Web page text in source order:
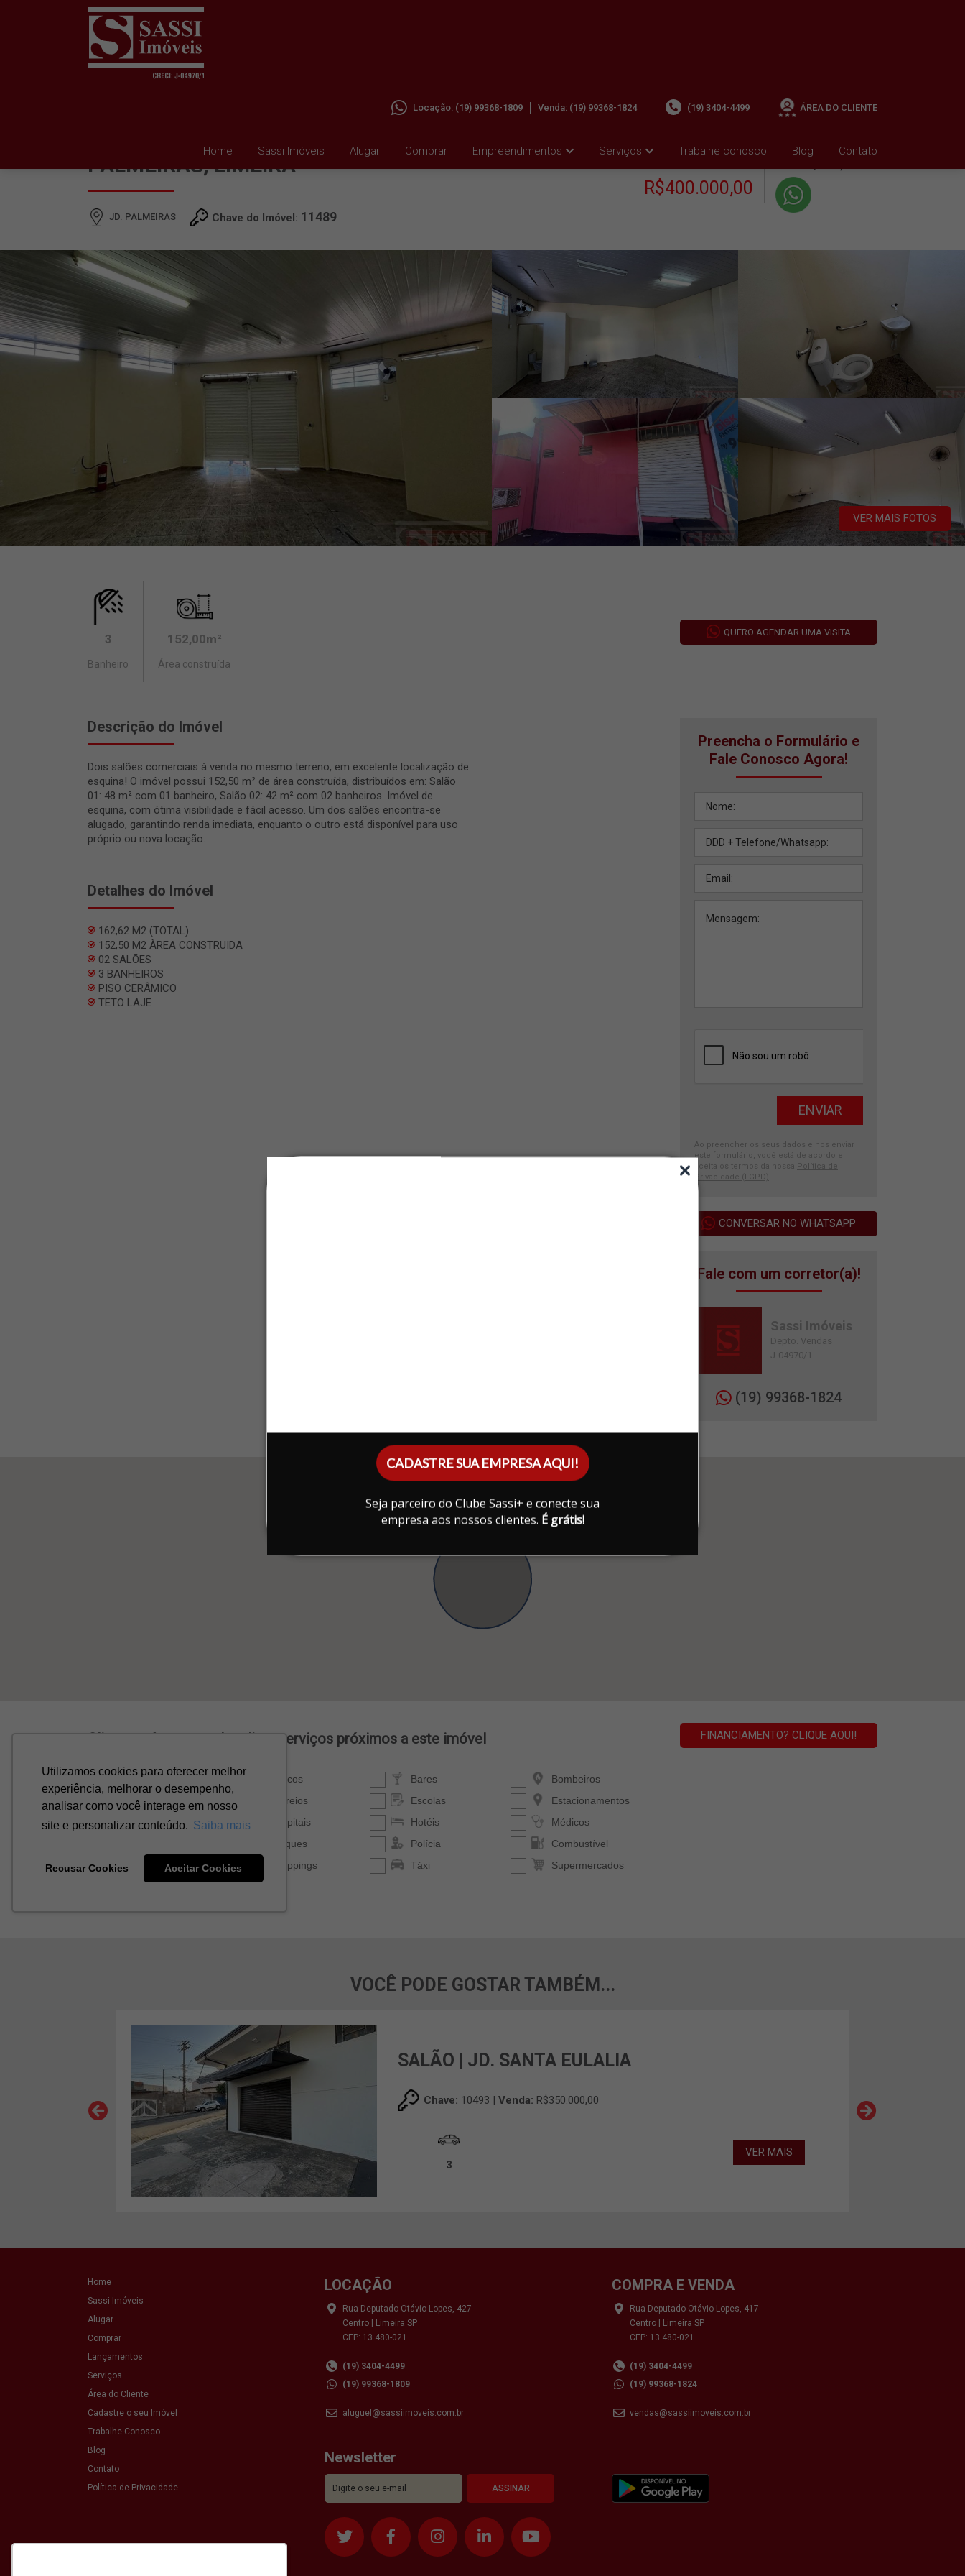
CADASTRE SUA EMPRESA AQUI!
Seja parceiro do Clube Sassi+ e conecte sua
empresa aos nossos clientes. É grátis!
Home Sassi Imóveis Alugar Comprar Empreendimentos Serviços Trabalhe conosco Blog Contato
Locação: (19) 99368-1809 Venda: (19) 99368-1824 (19) 3404-4499 ÁREA DO CLIENTE
PALMEIRAS, LIMEIRA
JD. PALMEIRAS Chave do Imóvel: 11489
R$400.000,00
+ Condomínio R$0,00
VER MAIS FOTOS
3
Banheiro
152,00m²
Área construída
QUERO AGENDAR UMA VISITA
Descrição do Imóvel
Dois salões comerciais à venda no mesmo terreno, em excelente localização de
esquina! O imóvel possui 152,50 m² de área construída, distribuídos em: Salão
01: 48 m² com 01 banheiro, Salão 02: 42 m² com 02 banheiros. Imóvel de
esquina, com ótima visibilidade e fácil acesso. Um dos salões encontra-se
alugado, garantindo renda imediata, enquanto o outro está disponível para uso
próprio ou nova locação.
Detalhes do Imóvel
162,62 M2 (TOTAL)
152,50 M2 ÀREA CONSTRUIDA
02 SALÕES
3 BANHEIROS
PISO CERÂMICO
TETO LAJE
Preencha o Formulário e
Fale Conosco Agora!
Ao preencher os seus dados e nos enviar
este formulário, você está de acordo e
aceita os termos da nossa
Política de
Privacidade (LGPD)
CONVERSAR NO WHATSAPP
Fale com um corretor(a)!
Sassi Imóveis
Depto. Vendas
J-04970/1
(19) 99368-1824
VOCÊ PODE GOSTAR TAMBÉM...
SALÃO | JD. SANTA EULALIA
Chave: 10493 |Venda: R$350.000,00
3
VER MAIS
Home
Sassi Imóveis
Alugar
Comprar
Lançamentos
Serviços
Área do Cliente
Cadastre o seu Imóvel
Trabalhe Conosco
Blog
Contato
Política de Privacidade
LOCAÇÃO
Rua Deputado Otávio Lopes, 427
Centro | Limeira SP
CEP: 13.480-021
(19) 3404-4499
(19) 99368-1809
aluguel@sassiimoveis.com.br
COMPRA E VENDA
Rua Deputado Otávio Lopes, 417
Centro | Limeira SP
CEP: 13.480-021
(19) 3404-4499
(19) 99368-1824
vendas@sassiimoveis.com.br
Newsletter